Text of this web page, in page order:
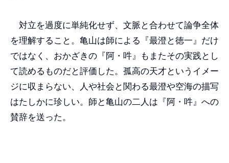
対立を過度に単純化せず、文脈と合わせて論争全体
を理解すること。亀山は師による『最澄と徳一』だけ
ではなく、おかざきの『阿・吽』もまたその実践とし
て読めるものだと評価した。孤高の天才というイメー
ジに収まらない、人や社会と関わる最澄や空海の描写
はたしかに珍しい。師と亀山の二人は『阿・吽』への
賛辞を送った。